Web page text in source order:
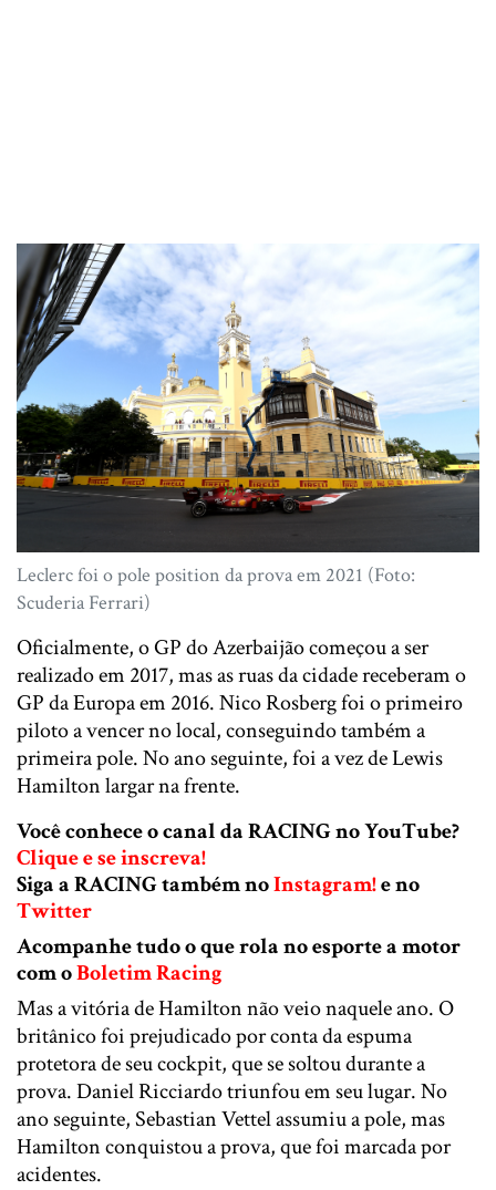
Leclerc foi o pole position da prova em 2021 (Foto:
Scuderia Ferrari)
Oficialmente, o GP do Azerbaijão começou a ser
realizado em 2017, mas as ruas da cidade receberam o
GP da Europa em 2016. Nico Rosberg foi o primeiro
piloto a vencer no local, conseguindo também a
primeira pole. No ano seguinte, foi a vez de Lewis
Hamilton largar na frente.
Você conhece o canal da RACING no YouTube?
Clique e se inscreva!
Siga a RACING também noInstagram!e no
Twitter
Acompanhe tudo o que rola no esporte a motor
com oBoletim Racing
Mas a vitória de Hamilton não veio naquele ano. O
britânico foi prejudicado por conta da espuma
protetora de seu cockpit, que se soltou durante a
prova. Daniel Ricciardo triunfou em seu lugar. No
ano seguinte, Sebastian Vettel assumiu a pole, mas
Hamilton conquistou a prova, que foi marcada por
acidentes.